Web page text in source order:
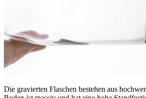
Die gravierten Flaschen bestehen aus